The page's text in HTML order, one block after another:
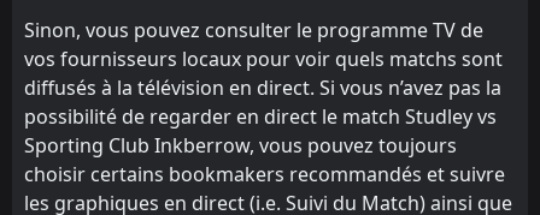
Sinon, vous pouvez consulter le programme TV de
vos fournisseurs locaux pour voir quels matchs sont
diffusés à la télévision en direct. Si vous n’avez pas la
possibilité de regarder en direct le match Studley vs
Sporting Club Inkberrow, vous pouvez toujours
choisir certains bookmakers recommandés et suivre
les graphiques en direct (i.e. Suivi du Match) ainsi que